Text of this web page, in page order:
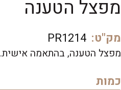
מפצל הטענה
מק"ט: PR1214
מפצל הטענה, בהתאמה אישית.
כמות